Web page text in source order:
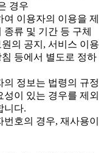
경우
이용자의 이용을 제
류 및 기간 등 구체
의 공지, 서비스 이용
등에서 별도로 정하
정보는 법령의 규정
이 있는 경우를 제외
니다.
호의 경우, 재사용이